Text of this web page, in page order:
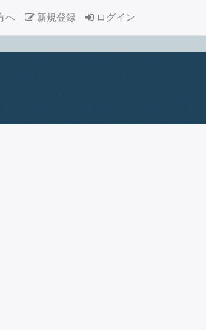
へ 新規登録 ログイン